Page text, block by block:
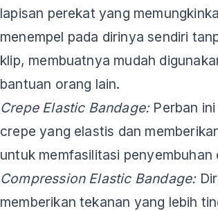
lapisan perekat yang
menempel pada dirinya sendiri
klip, membuatnya mudah
bantuan orang lain.
Crepe Elastic Bandage: Perban
crepe yang elastis dan
untuk memfasilitasi penyembuhan
Compression Elastic Bandage:
memberikan tekanan yang lebih